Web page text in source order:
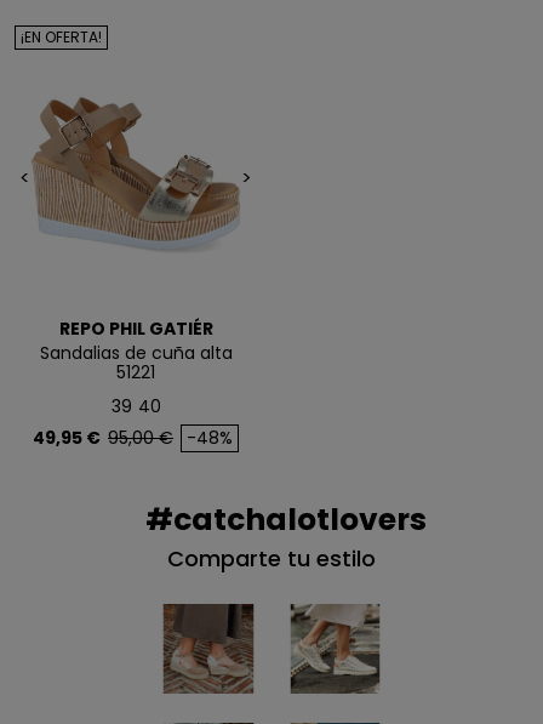
< >
REPO PHIL GATIÉR
Sandalias de cuña alta
51221
39 40
Precio
49,95 € Precio base
95,00 € -48%
¡EN OFERTA!
#catchalotlovers
Comparte tu estilo